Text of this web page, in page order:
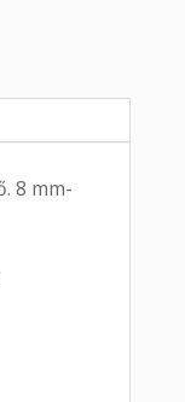
8 mm-